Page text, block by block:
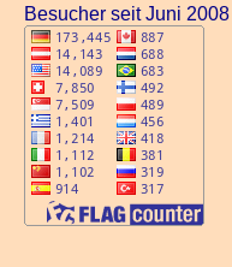
Besucher seit Juni 2008